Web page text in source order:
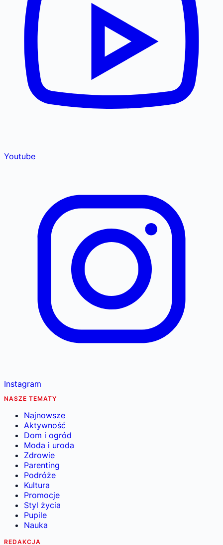
Youtube
Instagram
NASZE TEMATY
Najnowsze
Aktywność
Dom i ogród
Moda i uroda
Zdrowie
Parenting
Podróże
Kultura
Promocje
Styl życia
Pupile
Nauka
REDAKCJA